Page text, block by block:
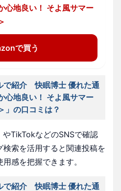
心地良い！ そよ風サマー
で買う
で紹介 快眠博士 優れた通
心地良い！ そよ風サマー
」の口コミは？
TikTokなどのSNSで確認
索を活用すると関連投稿を
感を把握できます。
で紹介 快眠博士 優れた通